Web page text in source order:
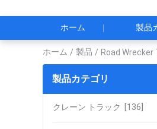
ホーム 製品
ホーム / 製品 / Road Wrecker
製品カテゴリ
クレーン トラック [136]